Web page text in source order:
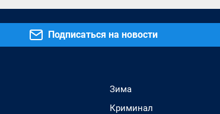
Подписаться на новости
Зима
Криминал